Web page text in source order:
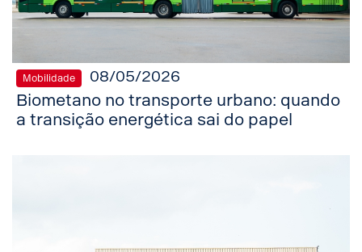
Mobilidade 08/05/2026
Biometano no transporte urbano: quando
a transição energética sai do papel